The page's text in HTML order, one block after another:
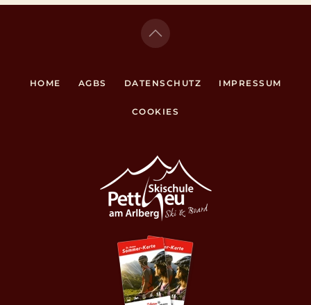
HOME AGBS DATENSCHUTZ IMPRESSUM
COOKIES